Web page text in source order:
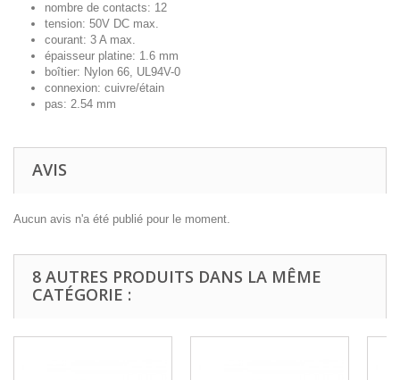
nombre de contacts: 12
tension: 50V DC max.
courant: 3 A max.
épaisseur platine: 1.6 mm
boîtier: Nylon 66, UL94V-0
connexion: cuivre/étain
pas: 2.54 mm
AVIS
Aucun avis n'a été publié pour le moment.
8 AUTRES PRODUITS DANS LA MÊME
CATÉGORIE :